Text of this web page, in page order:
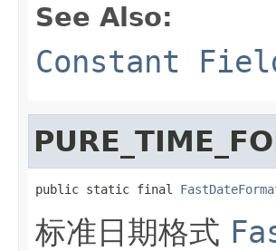
See Also:
Constant
public static final
标准日期格式